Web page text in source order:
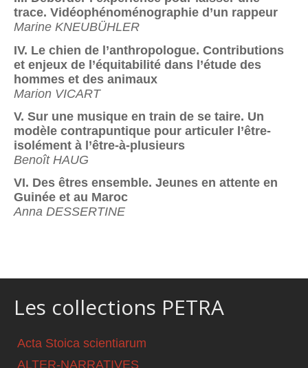
trace. Vidéophénoménographie d’un rappeur
Marine KNEUBÜHLER
IV. Le chien de l’anthropologue. Contributions
et enjeux de l’équitabilité dans l’étude des
hommes et des animaux
Marion VICART
V. Sur une musique en train de se taire. Un
modèle contrapuntique pour articuler l’être-
isolément à l’être-à-plusieurs
Benoît HAUG
VI. Des êtres ensemble. Jeunes en attente en
Guinée et au Maroc
Anna DESSERTINE
Les collections PETRA
Acta Stoica scientiarum
ALTER-NARRATIVES